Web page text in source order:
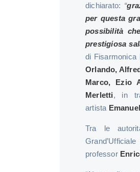
dichiarato: “
per questa
possibilità
prestigiosa
di Fisarmonica
Orlando,
Marco, Ezio
Merletti, in
artista
Tra le
professor